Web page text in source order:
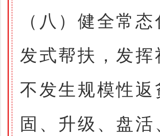
（八）健全常
发式帮扶，发
不发生规模性
固、升级、盘